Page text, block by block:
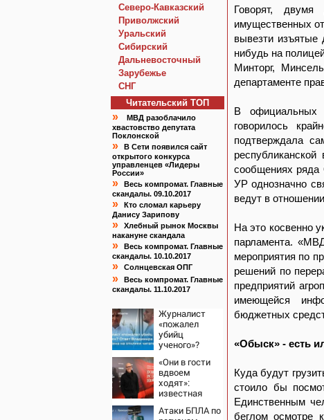
Северо-Кавказский
Приволжский
Уральский
Сибирский
Дальневосточный
Зарубежье
СНГ
Читательский TOП
»
МВД разоблачило
хвастовство депутата
Поклонской
»
В Сети появился сайт
открытого конкурса
управленцев «Лидеры
России»
»
Весь компромат. Главные
скандалы. 09.10.2017
»
Кто сломал карьеру
Данису Зарипову
»
Хлебный рынок Москвы
накануне скандала
»
Весь компромат. Главные
скандалы. 10.10.2017
» Солнцевская ОПГ
»
Весь компромат. Главные
скандалы. 11.10.2017
Журналист
«пожалел
убийц
ученого»?
Владимира
Ворсобина на
отклики
читателей
«Они в гости
вдвоем
ходят»:
известная
подтвердила
Атаки БПЛА по
Говорят,
имущественных
вывезти изъятые
нибудь на
Минторг,
департаменте
В официальных
говорилось
подтверждала
сообщениях
УР однозначно
ведут в
На это косвенно
парламента.
мероприятия по
решений по
предприятий
имеющейся
бюджетных
«Обыск» - есть
Куда будут
стоило бы
Единственным
беглом осмотре